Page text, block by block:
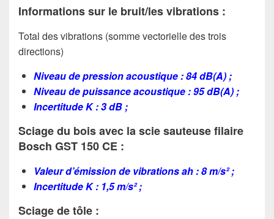
Informations sur le bruit/les vibrations :
Total des vibrations (somme vectorielle des trois
directions)
Niveau de pression acoustique : 84 dB(A) ;
Niveau de puissance acoustique : 95 dB(A) ;
Incertitude K : 3 dB ;
Sciage du bois avec la scie sauteuse filaire
Bosch GST 150 CE :
Valeur d’émission de vibrations ah : 8 m/s² ;
Incertitude K : 1,5 m/s² ;
Sciage de tôle :